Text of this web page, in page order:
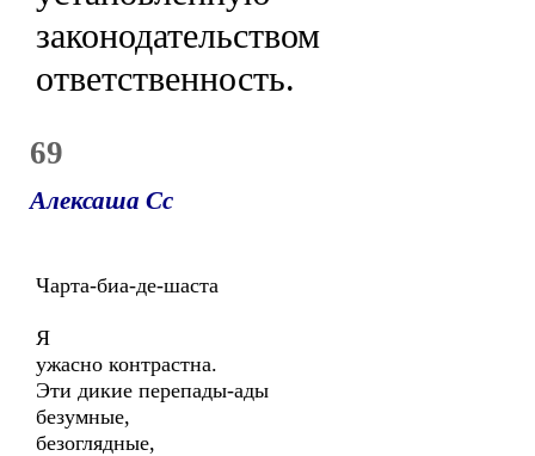
законодательством
ответственность.
69
Алексаша Сс
Чарта-биа-де-шаста
Я
ужасно контрастна.
Эти дикие перепады-ады
безумные,
безоглядные,